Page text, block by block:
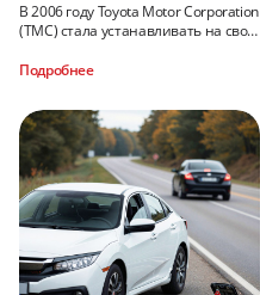
В 2006 году Toyota Motor Corporation
(TMC) стала устанавливать на свои
поколения и ее модификацию
Подробнее